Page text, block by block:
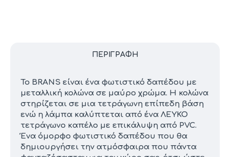
ΠΕΡΙΓΡΑΦΉ
Το BRANS είναι ένα φωτιστικό δαπέδου με
μεταλλική κολώνα σε μαύρο χρώμα. Η κολώνα
στηρίζεται σε μια τετράγωνη επίπεδη βάση
ενώ η λάμπα καλύπτεται από ένα ΛΕΥΚΟ
τετράγωνο καπέλο με επικάλυψη από PVC.
Ένα όμορφο φωτιστικό δαπέδου που θα
δημιουργήσει την ατμόσφαιρα που πάντα